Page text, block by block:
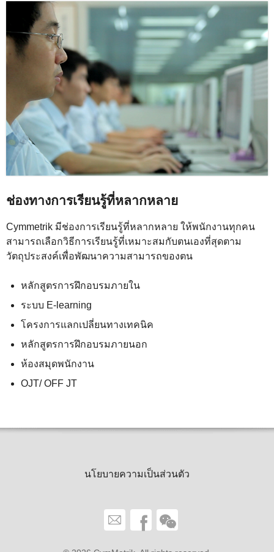
ช่องทางการเรียนรู้ที่หลากหลาย
Cymmetrik มีช่องการเรียนรู้ที่หลากหลาย ให้พนักงานทุกคน
สามารถเลือกวิธีการเรียนรู้ที่เหมาะสมกับตนเองที่สุดตาม
วัตถุประสงค์เพื่อพัฒนาความสามารถของตน
หลักสูตรการฝึกอบรมภายใน
ระบบ E-learning
โครงการแลกเปลี่ยนทางเทคนิค
หลักสูตรการฝึกอบรมภายนอก
ห้องสมุดพนักงาน
OJT/ OFF JT
นโยบายความเป็นส่วนตัว